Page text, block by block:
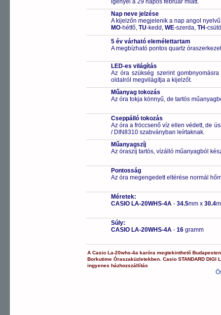
igényel a 29 napos február miatt.
Nap neve jelzése
A kijelzőn megjelenik a nap angol
MO-hétfő, TU-kedd, WE-szerda, TH-
5 év várható elemélettartam
A megbízható pontos quartz
LED-es világítás
Az óra szükség szerint
oldalról megvilágítja a kijelzőt.
Műanyag tokozás
Az óra tokja könnyű, de tartós
Cseppálló tokozás
Az óra a fröccsenő víz ellen védett, de
/ DIN8310 szabványban leírtaknak.
Műanyagszíj
Az óraszíj tartós, vízálló műanyagból
Pontosság
Az óra megengedett eltérése normál
Méretek:
CASIO LA-20WHS-4A - 34.5mm x 30.4
Súly:
CASIO LA-20WHS-4A - 16 gramm
ACasio La-20whs-4a karóra megtekinthető
Borkutime Óraszaküzletekben.Casio STANDARD DIGI
ingyenes házhozszállítás